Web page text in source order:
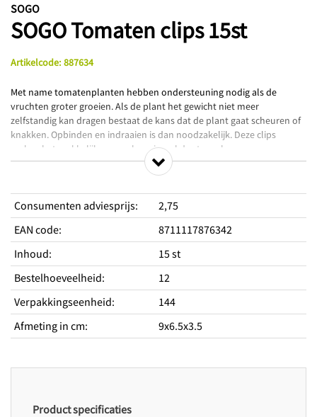
SOGO
SOGO Tomaten clips 15st
Artikelcode: 887634
Met name tomatenplanten hebben ondersteuning nodig als de
vruchten groter groeien. Als de plant het gewicht niet meer
zelfstandig kan dragen bestaat de kans dat de plant gaat scheuren of
knakken. Opbinden en indraaien is dan noodzakelijk. Deze clips
maken het makkelijk om snel en simpel de stengels van o.a.
tomatenplanten, komkommers en meloenen vast te klikken aan de
Productkenmerken
Makkelijk vast maken
Snel opbinden
Goede ondersteuning
Consumenten adviesprijs:
2,75
EAN code:
8711117876342
Inhoud:
15 st
Bestelhoeveelheid:
12
Verpakkingseenheid:
144
Afmeting in cm: 9x6.5x3.5
Product specificaties